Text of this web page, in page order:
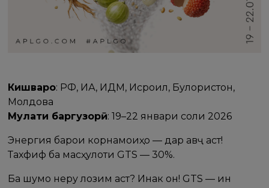
Кишварҳо: РФ, ИА, ИДМ, Исроил, Булғористон,
Молдова
Муҳлати баргузорӣ: 19–22 январи соли 2026
Энергия барои корнамоиҳо — дар авҷ аст!
Тахфиф ба масҳулоти GTS — 30%.
Ба шумо неру лозим аст? Инак он! GTS — ин